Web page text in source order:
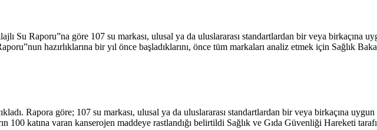
Su Raporu”na göre 107 su markası, ulusal ya da uluslararası standartlardan bir veya birkaçına
hazırlıklarına bir yıl önce başladıklarını, önce tüm markaları analiz etmek için Sağlık
Rapora göre; 107 su markası, ulusal ya da uluslararası standartlardan bir veya birkaçına uygun
100 katına varan kanserojen maddeye rastlandığı belirtildi Sağlık ve Gıda Güvenliği Hareketi